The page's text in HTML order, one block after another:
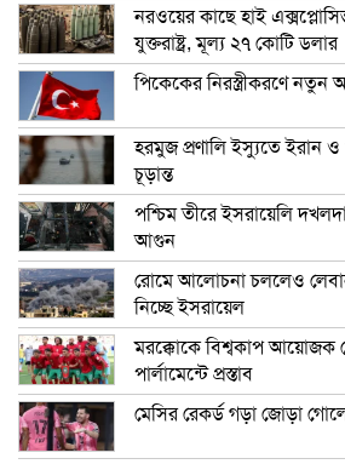
নরওয়ের কাছে হাই
যুক্তরাষ্ট্র, মূল্য ২৭ কোটি ডলার
পিকেকের নিরস্ত্রীকরণে
হরমুজ প্রণালি ইস্যুতে ইরান
চূড়ান্ত
পশ্চিম তীরে ইসরায়েলি
আগুন
রোমে আলোচনা চললেও
নিচ্ছে ইসরায়েল
মরক্কোকে বিশ্বকাপ আয়োজক
পার্লামেন্টে প্রস্তাব
মেসির রেকর্ড গড়া জোড়া